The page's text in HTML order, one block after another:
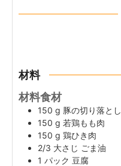
材料
材料食材
150 g 豚の切り落とし
150 g 若鶏もも肉
150 g 鶏ひき肉
2/3 大さじ ごま油
1 パック 豆腐